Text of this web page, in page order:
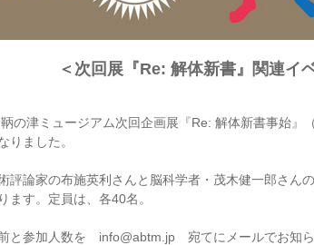
＜次回展『Re: 解体新書』関連イ
の津ミュージアム次回企画展『Re: 解体新書事始』
りました。
評論家の布施英利さんと脳科学者・茂木健一郎さん
ます。定員は、各40名。
と参加人数を info@abtm.jp 宛てにメールでお知ら